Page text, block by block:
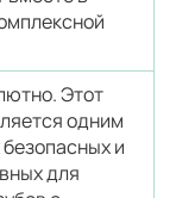
Этот
одним
и
для